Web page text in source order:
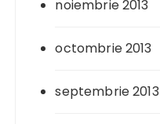
noiembrie 2013
octombrie 2013
septembrie 2013